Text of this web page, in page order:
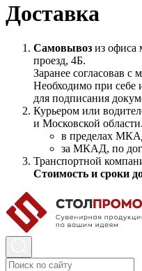
Доставка
Самовывоз из офиса
проезд, 4Б.
Заранее согласовав с
Необходимо при себе
для подписания
Курьером или
и Московской области.
в пределах
за МКАД, по
Транспортной
Стоимость и сроки